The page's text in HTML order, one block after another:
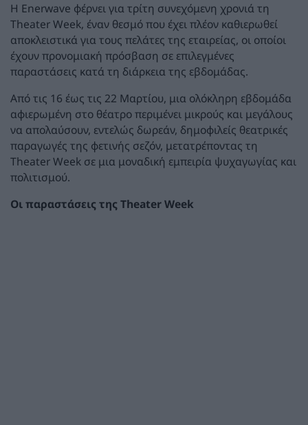
Η Enerwave φέρνει για τρίτη συνεχόμενη χρονιά τη
Theater Week, έναν θεσμό που έχει πλέον καθιερωθεί
αποκλειστικά για τους πελάτες της εταιρείας, οι οποίοι
έχουν προνομιακή πρόσβαση σε επιλεγμένες
παραστάσεις κατά τη διάρκεια της εβδομάδας.
Από τις 16 έως τις 22 Μαρτίου, μια ολόκληρη εβδομάδα
αφιερωμένη στο θέατρο περιμένει μικρούς και μεγάλους
να απολαύσουν, εντελώς δωρεάν, δημοφιλείς θεατρικές
παραγωγές της φετινής σεζόν, μετατρέποντας τη
Theater Week σε μια μοναδική εμπειρία ψυχαγωγίας και
πολιτισμού.
Οι παραστάσεις της Theater Week